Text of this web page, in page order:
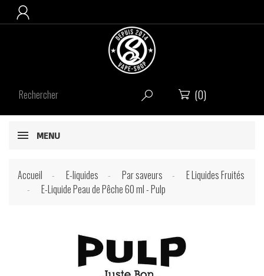

  (0)
MENU
Accueil E-liquides Par saveurs
E Liquides Fruités
E-Liquide Peau de Pêche 60 ml - Pulp